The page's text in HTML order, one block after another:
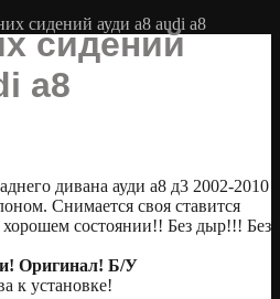
сидений ауди а8 audi a8
сидений
a8
дивана ауди а8 д3 2002-2010
Снимается своя ставится
состоянии!! Без дыр!!! Без
Оригинал! Б/У
к установке!